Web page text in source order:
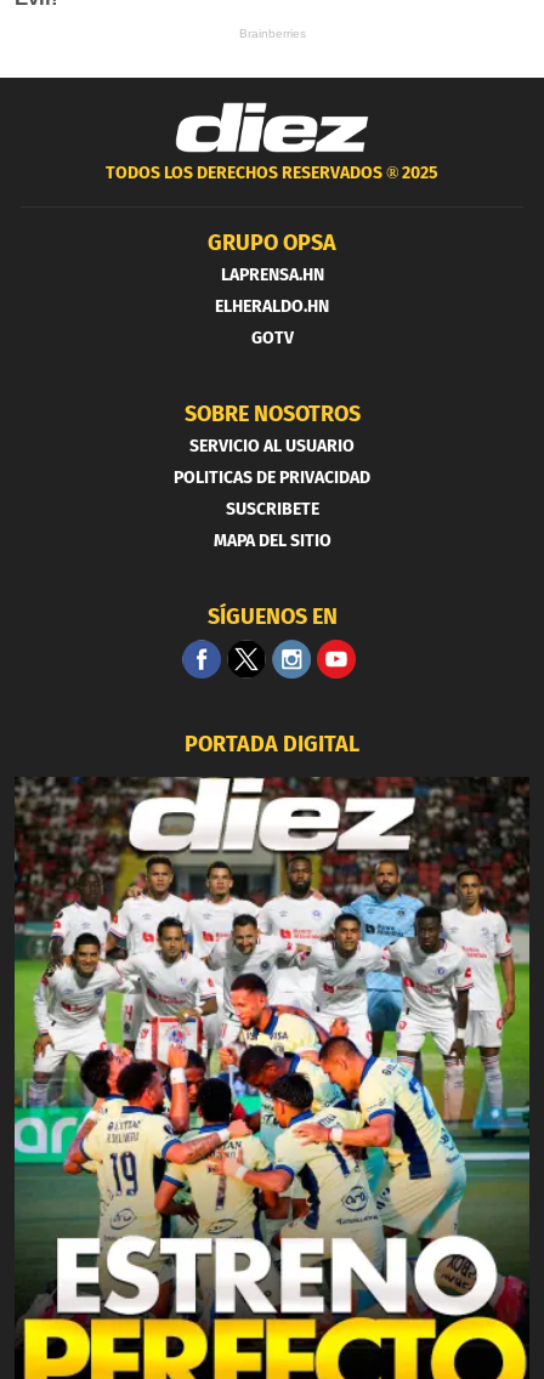
TODOS LOS DERECHOS RESERVADOS ®2025
GRUPO OPSA
LAPRENSA.HN
ELHERALDO.HN
GOTV
SOBRE NOSOTROS
SERVICIO AL USUARIO
POLITICAS DE PRIVACIDAD
SUSCRIBETE
MAPA DEL SITIO
SÍGUENOS EN
PORTADA DIGITAL